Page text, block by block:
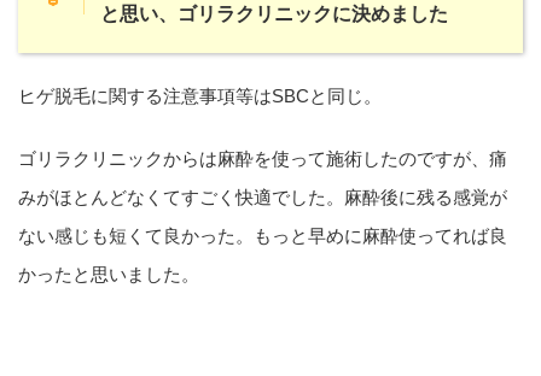
と思い、ゴリラクリニックに決めました
ヒゲ脱毛に関する注意事項等はSBCと同じ。
ゴリラクリニックからは麻酔を使って施術したのですが、痛
みがほとんどなくてすごく快適でした。麻酔後に残る感覚が
ない感じも短くて良かった。もっと早めに麻酔使ってれば良
かったと思いました。